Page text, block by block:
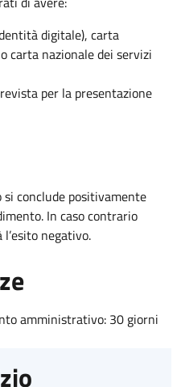
digitale), carta
carta nazionale dei servizi
per la presentazione
conclude positivamente
In caso contrario
negativo.
amministrativo: 30 giorni